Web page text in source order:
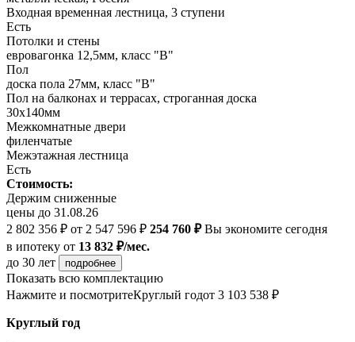
Входная временная лестница, 3 ступени
Есть
Потолки и стены
евровагонка 12,5мм, класс "В"
Пол
доска пола 27мм, класс "B"
Пол на балконах и террасах, строганная доска
30х140мм
Межкомнатные двери
филенчатые
Межэтажная лестница
Есть
Стоимость:
Держим сниженные
цены до 31.08.26
2 802 356 ₽ от 2 547 596 ₽ 254 760 ₽Вы экономите сегодня
в ипотеку от 13 832 ₽/мес.
до 30 лет
подробнее
Показать всю комплектацию
Нажмите и посмотритеКруглый годот 3 103 538 ₽
Круглый год